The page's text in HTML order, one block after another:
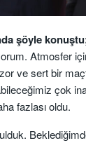
şöyle
Atmosfer
ve sert bir
çok
fazlası oldu.